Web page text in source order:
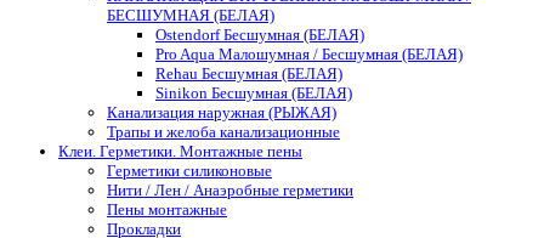
БЕСШУМНАЯ (БЕЛАЯ)
Ostendorf Бесшумная (БЕЛАЯ)
Pro Aqua Малошумная / Бесшумная (БЕЛАЯ)
Rehau Бесшумная (БЕЛАЯ)
Sinikon Бесшумная (БЕЛАЯ)
Канализация наружная (РЫЖАЯ)
Трапы и желоба канализационные
Клеи. Герметики. Монтажные пены
Герметики силиконовые
Нити / Лен / Анаэробные герметики
Пены монтажные
Прокладки